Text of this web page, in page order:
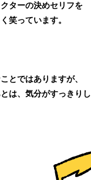
ターの決めセリフを
笑っています。
とではありますが、
は、気分がすっきりし